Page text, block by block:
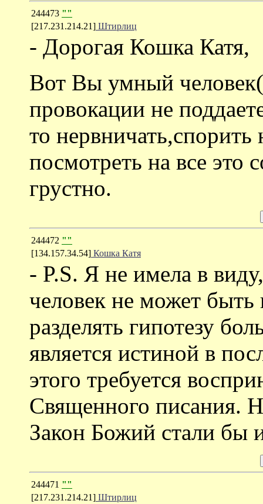
244473 ""
[217.231.214.21] Штирлиц
- Дорогая Кошка Катя,
Вот Вы умный
провокации не
то
посмотреть на все
грустно.
244472 ""
[134.157.34.54] Кошка Катя
- P.S. Я не имела в
человек не может
разделять гипотезу
является истиной в
этого требуется
Священного писания.
Закон Божий стали бы
244471 ""
[217.231.214.21] Штирлиц